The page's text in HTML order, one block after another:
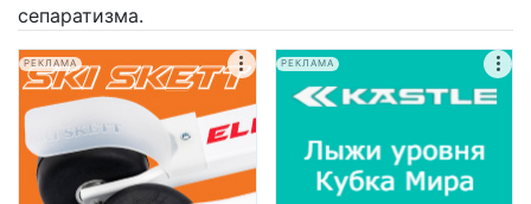
сепаратизма.
РЕКЛАМА РЕКЛАМА